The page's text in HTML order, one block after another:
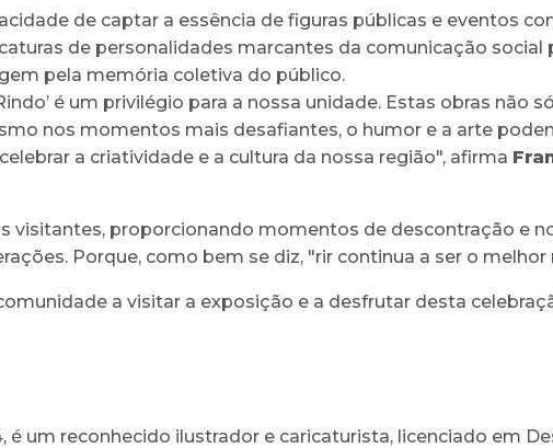
de captar a essência de figuras públicas e eventos
de personalidades marcantes da comunicação
pela memória coletiva do público.
é um privilégio para a nossa unidade. Estas obras não
nos momentos mais desafiantes, o humor e a arte
a criatividade e a cultura da nossa região", afirma
visitantes, proporcionando momentos de descontração e
Porque, como bem se diz, "rir continua a ser o melhor
a visitar a exposição e a desfrutar desta
é um reconhecido ilustrador e caricaturista, licenciado em